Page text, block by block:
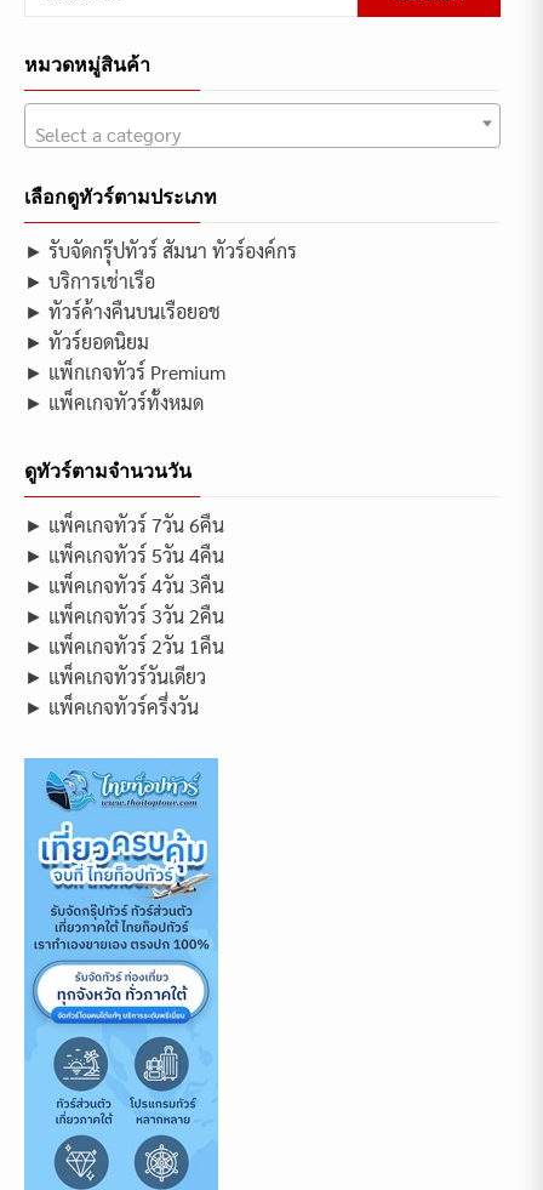
หมวดหมู่สินค้า
Select a category
เลือกดูทัวร์ตามประเภท
► รับจัดกรุ๊ปทัวร์ สัมนา ทัวร์องค์กร
► บริการเช่าเรือ
► ทัวร์ค้างคืนบนเรือยอช
► ทัวร์ยอดนิยม
► แพ็กเกจทัวร์ Premium
► แพ็คเกจทัวร์ทั้งหมด
ดูทัวร์ตามจำนวนวัน
► แพ็คเกจทัวร์ 7วัน 6คืน
► แพ็คเกจทัวร์ 5วัน 4คืน
► แพ็คเกจทัวร์ 4วัน 3คืน
► แพ็คเกจทัวร์ 3วัน 2คืน
► แพ็คเกจทัวร์ 2วัน 1คืน
► แพ็คเกจทัวร์วันเดียว
► แพ็คเกจทัวร์ครึ่งวัน